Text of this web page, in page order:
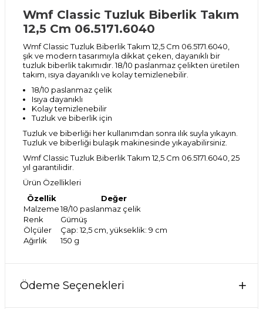
Wmf Classic Tuzluk Biberlik Takım
12,5 Cm 06.5171.6040
Wmf Classic Tuzluk Biberlik Takım 12,5 Cm 06.5171.6040,
şık ve modern tasarımıyla dikkat çeken, dayanıklı bir
tuzluk biberlik takımıdır. 18/10 paslanmaz çelikten üretilen
takım, ısıya dayanıklı ve kolay temizlenebilir.
18/10 paslanmaz çelik
Isıya dayanıklı
Kolay temizlenebilir
Tuzluk ve biberlik için
Tuzluk ve biberliği her kullanımdan sonra ılık suyla yıkayın.
Tuzluk ve biberliği bulaşık makinesinde yıkayabilirsiniz.
Wmf Classic Tuzluk Biberlik Takım 12,5 Cm 06.5171.6040, 25
yıl garantilidir.
Ürün Özellikleri
Özellik
Değer
Malzeme18/10 paslanmaz çelik
Renk
Gümüş
Ölçüler
Çap: 12,5 cm, yükseklik: 9 cm
Ağırlık
150 g
Ödeme Seçenekleri